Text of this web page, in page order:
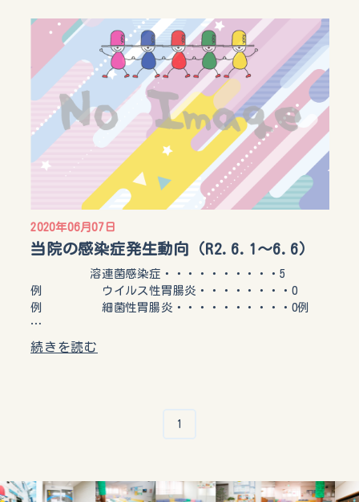
2020年06月07日
当院の感染症発生動向（R2.6.1～6.6）
溶連菌感染症・・・・・・・・・・5
例 ウイルス性胃腸炎・・・・・・・・0
例 細菌性胃腸炎・・・・・・・・・・0例
…
続きを読む
1